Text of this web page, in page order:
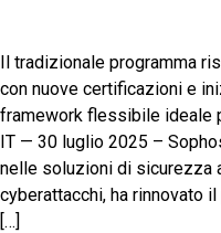
Il tradizionale programma
con nuove certificazioni e
framework flessibile ideale
IT — 30 luglio 2025 –
nelle soluzioni di sicurezza
cyberattacchi, ha rinnovato
[…]